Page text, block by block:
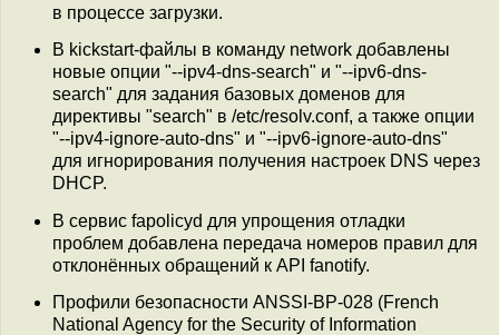
в процессе загрузки.
В kickstart-файлы в команду network добавлены
новые опции "--ipv4-dns-search" и "--ipv6-dns-
search" для задания базовых доменов для
директивы "search" в /etc/resolv.conf, а также опции
"--ipv4-ignore-auto-dns" и "--ipv6-ignore-auto-dns"
для игнорирования получения настроек DNS через
DHCP.
В сервис fapolicyd для упрощения отладки
проблем добавлена передача номеров правил для
отклонённых обращений к API fanotify.
Профили безопасности ANSSI-BP-028 (French
National Agency for the Security of Information